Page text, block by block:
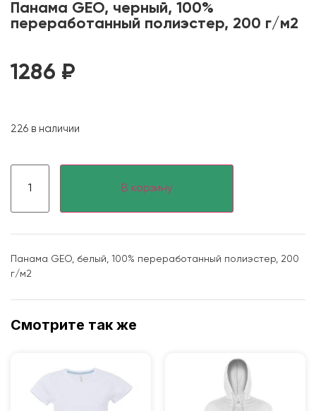
Панама GEO, черный, 100%
переработанный полиэстер, 200 г/м2
1286 ₽
226 в наличии
В корзину
Панама GEO, белый, 100% переработанный полиэстер, 200
г/м2
Смотрите так же